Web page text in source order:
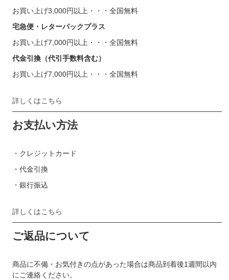
お買い上げ3,000円以上・・・全国無料
宅急便・レターパックプラス
お買い上げ7,000円以上・・・全国無料
代金引換（代引手数料含む）
お買い上げ7,000円以上・・・全国無料
詳しくはこちら
お支払い方法
・クレジットカード
・代金引換
・銀行振込
詳しくはこちら
ご返品について
商品に不備・お気付きの点があった場合は商品到着後1週間以内
にご連絡ください。